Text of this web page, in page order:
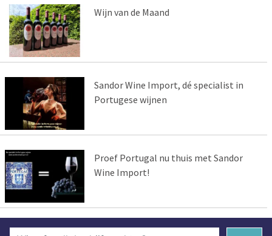
Wijn van de Maand
Sandor Wine Import, dé specialist in
Portugese wijnen
Proef Portugal nu thuis met Sandor
Wine Import!